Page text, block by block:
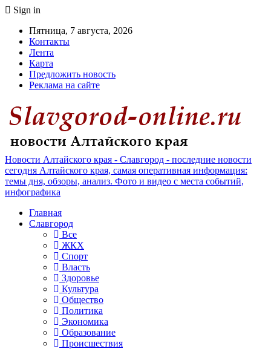
Sign in
Пятница, 7 августа, 2026
Контакты
Лента
Карта
Предложить новость
Реклама на сайте
Новости Алтайского края - Славгород - последние новости
сегодня Алтайского края, самая оперативная информация:
темы дня, обзоры, анализ. Фото и видео с места событий,
инфографика
Главная
Славгород
Все
ЖКХ
Спорт
Власть
Здоровье
Культура
Общество
Политика
Экономика
Образование
Происшествия